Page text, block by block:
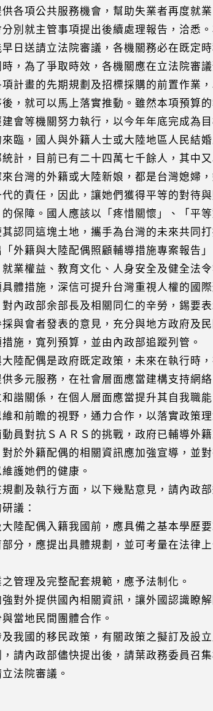
項公共服務機會，幫助失業者再度就業
就主管事項提出後續處理報告，洽悉。
送請立法院審議，各機關務必在既定時
為了爭取時效，各機關應在立法院審議
畫的先期規劃及招標採購的前置作業，
就可以馬上落實推動。雖然本項預算的
等機關努力執行，以今年年底完成為目
臨，國人與外籍人士或大陸地區人民結
，目前已有二十四萬七千餘人，其中又
灣的外籍或大陸新娘，都是台灣媳婦，
責任，因此，讓她們獲得平等的對待與
障。國人應該以「疼惜關懷」、「平等
同這塊土地，攜手為台灣的未來共同打
籍與大陸配偶照顧輔導措施專案報告」
權益、教育文化、人身安全及健全法令
措施，深信可提升台灣重視人權的國際
政部余部長及相關同仁的辛勞，錫要表
會者發表的意見，充分與地方政府及民
，寬列預算，並由內政部追蹤列管。
配偶是政府既定政策，未來在執行時，
元服務，在社會層面應當建構支持網絡
關係，在個人層面應當提升其自我職能
前瞻的視野，通力合作，以落實政策理
對抗ＳＡＲＳ的挑戰，政府已輔導外籍
外籍配偶的相關資訊應加強宣導，並對
護她們的健康。
及執行方面，以下幾點意見，請內政部
議：
配偶入籍我國前，應具備之基本學歷要
提出具體規劃，並可考量在法律上
理及完整配套規範，應予法制化。
外提供國內相關資訊，讓外國認識瞭解
民間團體合作。
國的移民政策，有關政策之擬訂及設立
內政部儘快提出後，請葉政務委員召集
法院審議。